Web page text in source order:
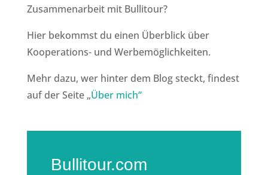
Zusammenarbeit mit Bullitour?
Hier bekommst du einen Überblick über
Kooperations- und Werbemöglichkeiten.
Mehr dazu, wer hinter dem Blog steckt, findest
auf der Seite „Über mich“
Bullitour.com